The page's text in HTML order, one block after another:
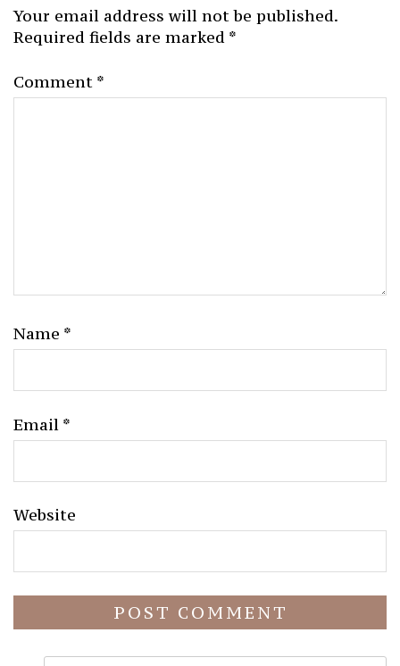
Your email address will not be published.
Required fields are marked *
Comment *
Name *
Email *
Website